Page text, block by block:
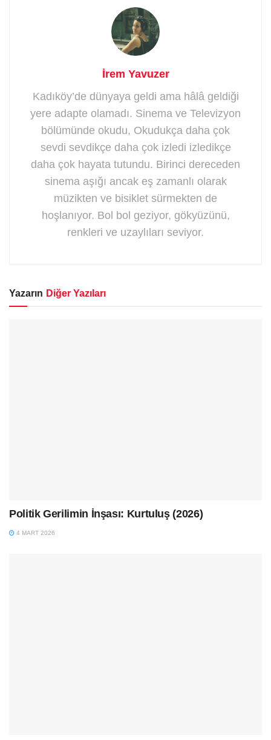
İrem Yavuzer
Kadıköy’de dünyaya geldi ama hâlâ geldiği
yere adapte olamadı. Sinema ve Televizyon
bölümünde okudu, Okudukça daha çok
sevdi sevdikçe daha çok izledi izledikçe
daha çok hayata tutundu. Birinci dereceden
sinema aşığı ancak eş zamanlı olarak
müzikten ve bisiklet sürmekten de
hoşlanıyor. Bol bol geziyor, gökyüzünü,
renkleri ve uzaylıları seviyor.
Yazarın Diğer Yazıları
Politik Gerilimin İnşası: Kurtuluş (2026)
4 MART 2026